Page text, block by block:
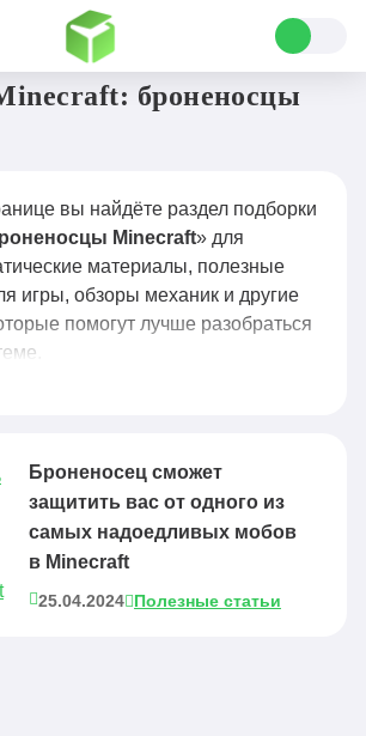
броненосцы Minecraft
броненосцы
вы найдёте раздел подборки
Minecraft» для
материалы, полезные
игры, обзоры механик и другие
помогут лучше разобраться
Броненосец сможет
защитить вас от одного из
самых надоедливых мобов
в Minecraft
25.04.2024 Полезные статьи